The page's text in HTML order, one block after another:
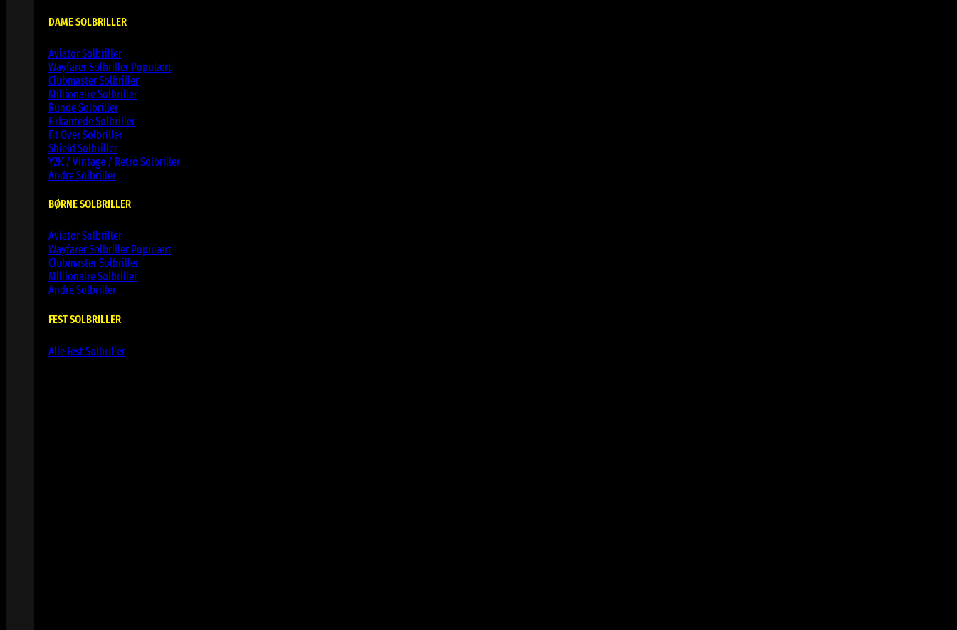
DAME SOLBRILLER
Aviator Solbriller
Wayfarer Solbriller
Clubmaster Solbriller
Millionaire Solbriller
Runde Solbriller
Firkantede Solbriller
Fit Over Solbriller
Shield Solbriller
Y2K / Vintage / Retro Solbriller
Andre Solbriller
BØRNE SOLBRILLER
Aviator Solbriller
Wayfarer Solbriller
Clubmaster Solbriller
Millionaire Solbriller
Andre Solbriller
FEST SOLBRILLER
Alle Fest Solbriller